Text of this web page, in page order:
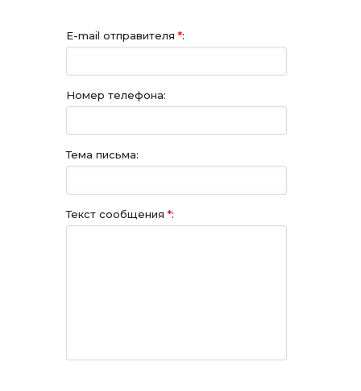
E-mail отправителя *:
Номер телефона:
Тема письма:
Текст сообщения *: